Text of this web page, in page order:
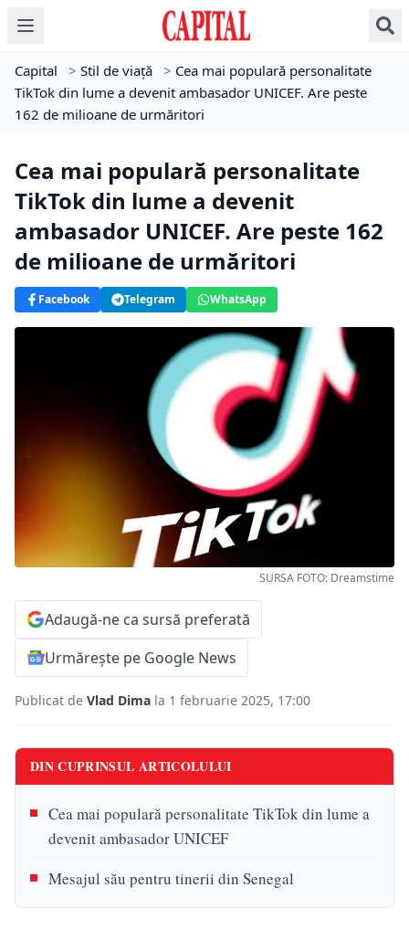
Capital > Stil de viață > Cea mai populară personalitate
TikTok din lume a devenit ambasador UNICEF. Are peste
162 de milioane de urmăritori
Cea mai populară personalitate
TikTok din lume a devenit
ambasador UNICEF. Are peste 162
de milioane de urmăritori
Facebook Telegram WhatsApp
SURSA FOTO: Dreamstime
Adaugă-ne ca sursă preferată
Urmărește pe Google News
Publicat de Vlad Dima la 1 februarie 2025, 17:00
DIN CUPRINSUL ARTICOLULUI
Cea mai populară personalitate TikTok din lume a
devenit ambasador UNICEF
Mesajul său pentru tinerii din Senegal